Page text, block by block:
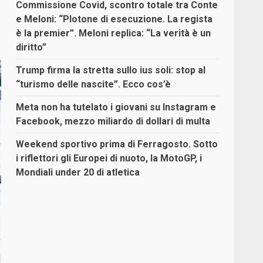
Commissione Covid, scontro totale tra Conte
e Meloni: “Plotone di esecuzione. La regista
è la premier”. Meloni replica: “La verità è un
diritto”
Trump firma la stretta sullo ius soli: stop al
“turismo delle nascite”. Ecco cos’è
Meta non ha tutelato i giovani su Instagram e
Facebook, mezzo miliardo di dollari di multa
Weekend sportivo prima di Ferragosto. Sotto
i riflettori gli Europei di nuoto, la MotoGP, i
Mondiali under 20 di atletica